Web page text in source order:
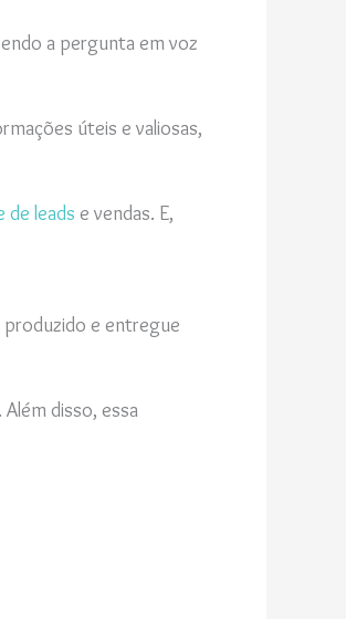
a pergunta em voz
úteis e valiosas,
de leads e vendas. E,
produzido e entregue
disso, essa